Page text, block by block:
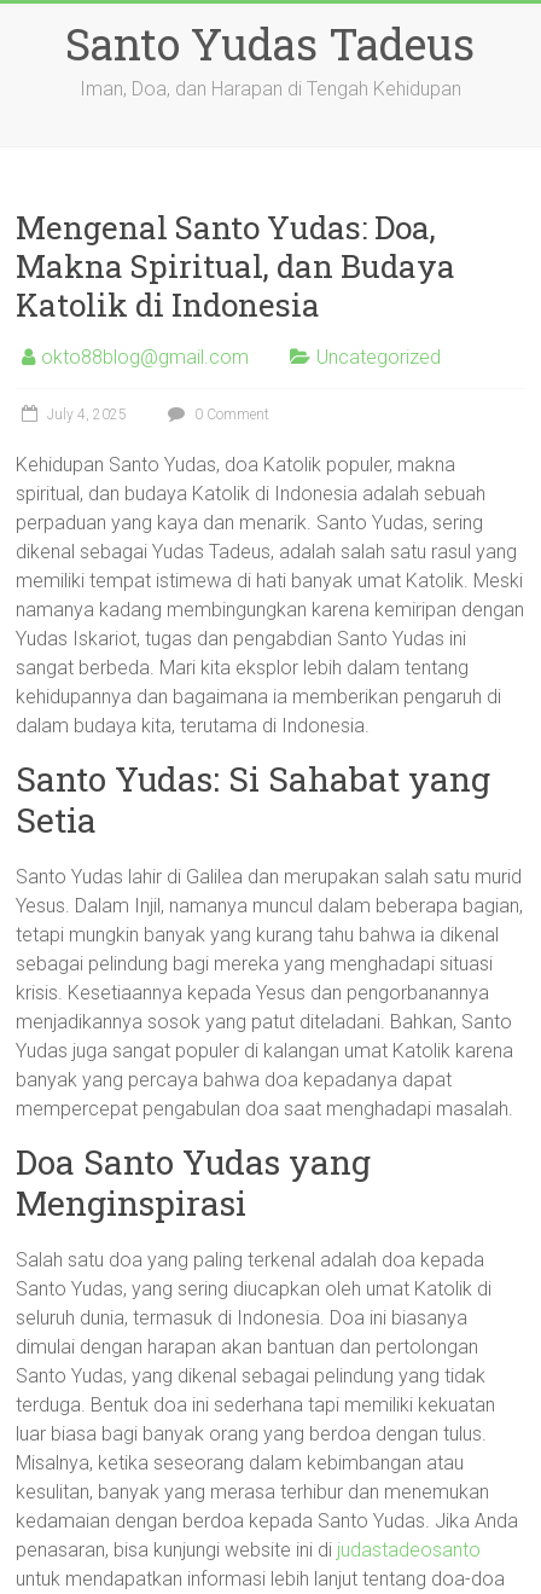
Santo Yudas Tadeus
Iman, Doa, dan Harapan di Tengah Kehidupan
Mengenal Santo Yudas: Doa,
Makna Spiritual, dan Budaya
Katolik di Indonesia
okto88blog@gmail.com Uncategorized
July 4, 2025 0 Comment
Kehidupan Santo Yudas, doa Katolik populer, makna
spiritual, dan budaya Katolik di Indonesia adalah sebuah
perpaduan yang kaya dan menarik. Santo Yudas, sering
dikenal sebagai Yudas Tadeus, adalah salah satu rasul yang
memiliki tempat istimewa di hati banyak umat Katolik. Meski
namanya kadang membingungkan karena kemiripan dengan
Yudas Iskariot, tugas dan pengabdian Santo Yudas ini
sangat berbeda. Mari kita eksplor lebih dalam tentang
kehidupannya dan bagaimana ia memberikan pengaruh di
dalam budaya kita, terutama di Indonesia.
Santo Yudas: Si Sahabat yang
Setia
Santo Yudas lahir di Galilea dan merupakan salah satu murid
Yesus. Dalam Injil, namanya muncul dalam beberapa bagian,
tetapi mungkin banyak yang kurang tahu bahwa ia dikenal
sebagai pelindung bagi mereka yang menghadapi situasi
krisis. Kesetiaannya kepada Yesus dan pengorbanannya
menjadikannya sosok yang patut diteladani. Bahkan, Santo
Yudas juga sangat populer di kalangan umat Katolik karena
banyak yang percaya bahwa doa kepadanya dapat
mempercepat pengabulan doa saat menghadapi masalah.
Doa Santo Yudas yang
Menginspirasi
Salah satu doa yang paling terkenal adalah doa kepada
Santo Yudas, yang sering diucapkan oleh umat Katolik di
seluruh dunia, termasuk di Indonesia. Doa ini biasanya
dimulai dengan harapan akan bantuan dan pertolongan
Santo Yudas, yang dikenal sebagai pelindung yang tidak
terduga. Bentuk doa ini sederhana tapi memiliki kekuatan
luar biasa bagi banyak orang yang berdoa dengan tulus.
Misalnya, ketika seseorang dalam kebimbangan atau
kesulitan, banyak yang merasa terhibur dan menemukan
kedamaian dengan berdoa kepada Santo Yudas. Jika Anda
penasaran, bisa kunjungi website ini di judastadeosanto
untuk mendapatkan informasi lebih lanjut tentang doa-doa